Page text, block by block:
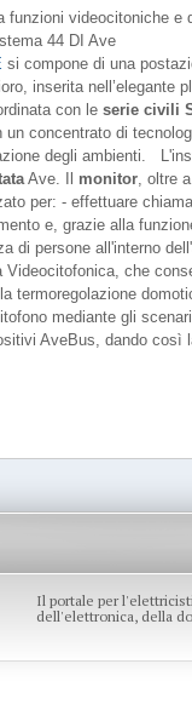
funzioni videocitoniche e
44 DI Ave
si compone di una
inserita nell’elegante
con le serie civili
concentrato di
degli ambienti.
Ave. Il monitor, oltre
per: - effettuare
e, grazie alla
di persone all'interno
che
termoregolazione
mediante gli
AveBus, dando così
Il portale per
dell'elettronica, della